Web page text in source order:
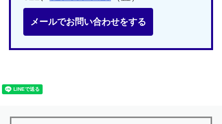
メールでお問い合わせをする